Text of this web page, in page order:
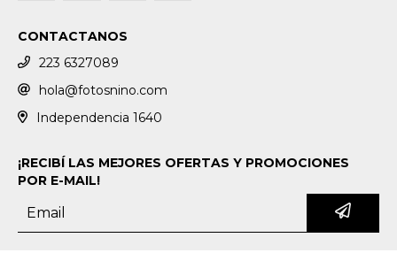
CONTACTANOS
223 6327089
hola@fotosnino.com
Independencia 1640
¡RECIBÍ LAS MEJORES OFERTAS Y PROMOCIONES
POR E-MAIL!